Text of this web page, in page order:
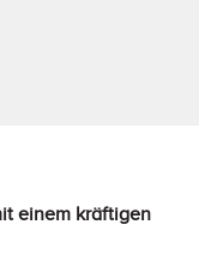
einem kräftigen